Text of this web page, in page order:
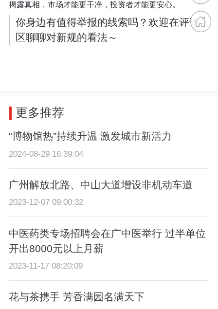
揭露真相，市场才能更干净，投资者才能更安心。​
你身边有值得举报的线索吗？欢迎在评论
区聊聊对新规的看法～​
更多推荐
“博物馆热”持续升温 激发城市新活力
2024-08-29 16:39:04
广州解放北路、中山大道增设非机动车道
2023-12-07 09:00:32
中医药类专场招聘会在广中医举行 过半单位
开出8000元以上月薪
2023-11-17 08:20:09
花与茶携手 芳香满园名满天下